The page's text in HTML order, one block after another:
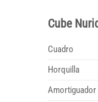
Cube
Cuadro
Horquilla
Amortiguador